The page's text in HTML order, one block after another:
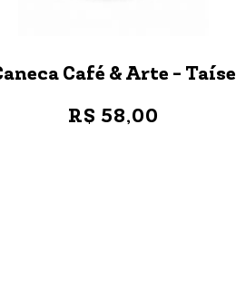
Café & Arte - Taíse
R$ 58,00